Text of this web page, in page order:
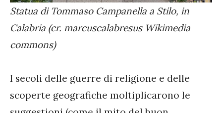
Statua di Tommaso Campanella a Stilo, in
Calabria (cr. marcuscalabresus Wikimedia
commons)
I secoli delle guerre di religione e delle
scoperte geografiche moltiplicarono le